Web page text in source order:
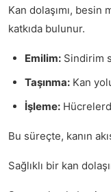
Kan dolaşımı, besin
katkıda bulunur.
Emilim: Sindirim
Taşınma: Kan
İşleme:
Bu süreçte, kanın
Sağlıklı bir kan